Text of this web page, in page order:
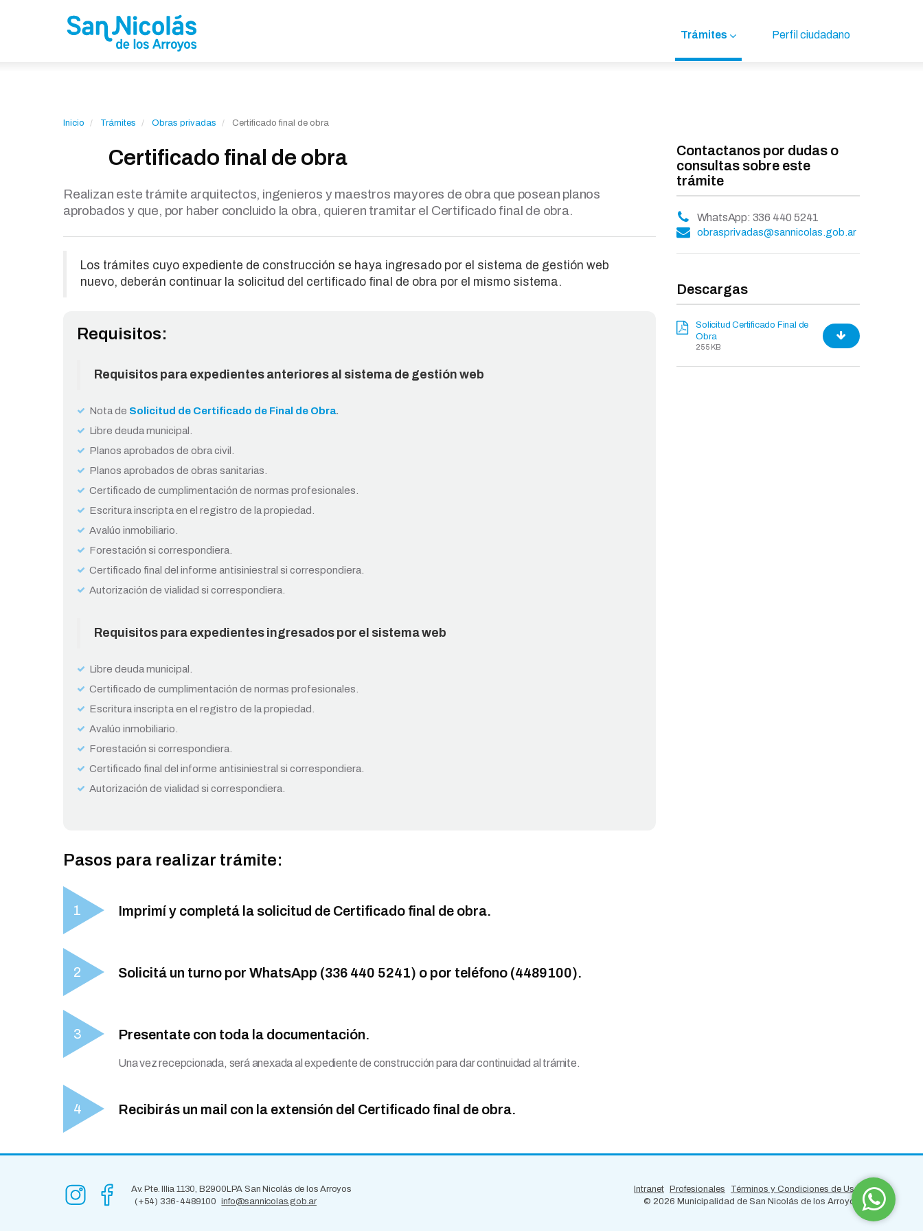
Trámites Perfil ciudadano
Inicio Trámites Obras privadas Certificado final de obra
Certificado final de obra
Realizan este trámite arquitectos, ingenieros y maestros mayores de obra que posean planos
aprobados y que, por haber concluido la obra, quieren tramitar el Certificado final de obra.
Los trámites cuyo expediente de construcción se haya ingresado por el sistema de gestión web
nuevo, deberán continuar la solicitud del certificado final de obra por el mismo sistema.
Requisitos:
Requisitos para expedientes anteriores al sistema de gestión web
Nota de Solicitud de Certificado de Final de Obra.
Libre deuda municipal.
Planos aprobados de obra civil.
Planos aprobados de obras sanitarias.
Certificado de cumplimentación de normas profesionales.
Escritura inscripta en el registro de la propiedad.
Avalúo inmobiliario.
Forestación si correspondiera.
Certificado final del informe antisiniestral si correspondiera.
Autorización de vialidad si correspondiera.
Requisitos para expedientes ingresados por el sistema web
Libre deuda municipal.
Certificado de cumplimentación de normas profesionales.
Escritura inscripta en el registro de la propiedad.
Avalúo inmobiliario.
Forestación si correspondiera.
Certificado final del informe antisiniestral si correspondiera.
Autorización de vialidad si correspondiera.
Pasos para realizar trámite:
Imprimí y completá la solicitud de Certificado final de obra.
Solicitá un turno por WhatsApp (336 440 5241) o por teléfono (4489100).
Presentate con toda la documentación.
Una vez recepcionada, será anexada al expediente de construcción para dar continuidad al trámite.
Recibirás un mail con la extensión del Certificado final de obra.
Contactanos por dudas o
consultas sobre este
trámite
WhatsApp: 336 440 5241
obrasprivadas@sannicolas.gob.ar
Descargas
Solicitud Certificado Final de
Obra
255 KB
Av. Pte. Illia 1130, B2900LPA San Nicolás de los Arroyos
(+54) 336-4489100
info@sannicolas.gob.ar
Intranet Profesionales
Términos y Condiciones de Uso
© 2026 Municipalidad de San Nicolás de los Arroyos